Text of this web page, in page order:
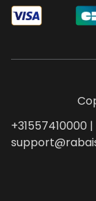
+31557410000 |